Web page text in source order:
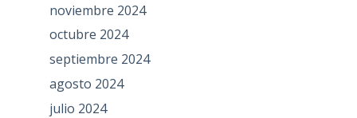
noviembre 2024
octubre 2024
septiembre 2024
agosto 2024
julio 2024